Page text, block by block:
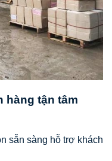
hàng tận tâm
sẵn sàng hỗ trợ khách